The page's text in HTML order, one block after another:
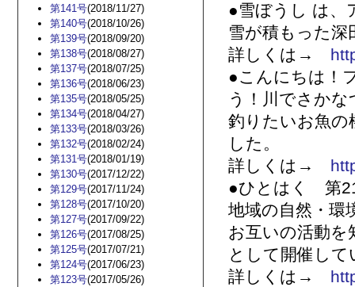
第141号(2018/11/27)
第140号(2018/10/26)
第139号(2018/09/20)
第138号(2018/08/27)
第137号(2018/07/25)
第136号(2018/06/23)
第135号(2018/05/25)
第134号(2018/04/27)
第133号(2018/03/26)
第132号(2018/02/24)
第131号(2018/01/19)
第130号(2017/12/22)
第129号(2017/11/24)
第128号(2017/10/20)
第127号(2017/09/22)
第126号(2017/08/25)
第125号(2017/07/21)
第124号(2017/06/23)
第123号(2017/05/26)
●雪ぼうし は、
雪が積もった深
詳しくは→
●こんにちは！
う！川でさかな
釣りたいお魚の
した。
詳しくは→
●ひとはく 第
地域の自然・環
お互いの活動を
として開催して
詳しくは→